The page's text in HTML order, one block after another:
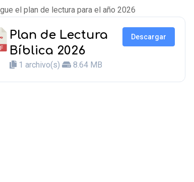
el plan de lectura para el año 2026
Plan de Lectura
Bíblica 2026
1 archivo(s) 8.64 MB
Descargar